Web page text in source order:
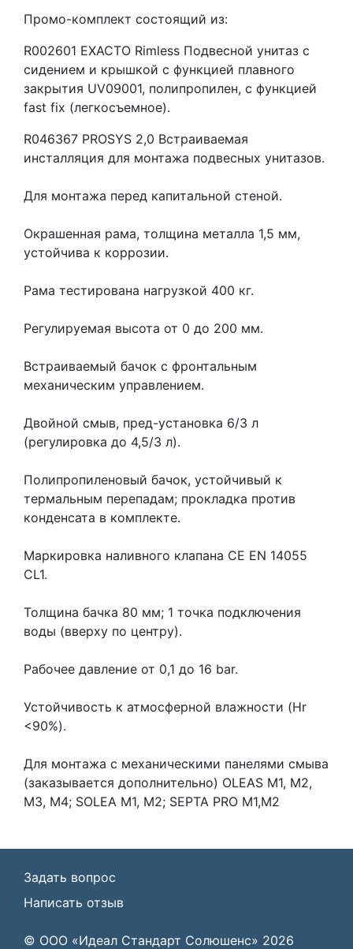
Промо-комплект состоящий из:
R002601 EXACTO Rimless Подвесной унитаз с
сидением и крышкой с функцией плавного
закрытия UV09001, полипропилен, с функцией
fast fix (легкосъемное).
R046367 PROSYS 2,0 Встраиваемая
инсталляция для монтажа подвесных унитазов.
Для монтажа перед капитальной стеной.
Окрашенная рама, толщина металла 1,5 мм,
устойчива к коррозии.
Рама тестирована нагрузкой 400 кг.
Регулируемая высота от 0 до 200 мм.
Встраиваемый бачок с фронтальным
механическим управлением.
Двойной смыв, пред-установка 6/3 л
(регулировка до 4,5/3 л).
Полипропиленовый бачок, устойчивый к
термальным перепадам; прокладка против
конденсата в комплекте.
Маркировка наливного клапана CE EN 14055
CL1.
Толщина бачка 80 мм; 1 точка подключения
воды (вверху по центру).
Рабочее давление от 0,1 до 16 bar.
Устойчивость к атмосферной влажности (Hr
<90%).
Для монтажа с механическими панелями смыва
(заказывается дополнительно) OLEAS M1, M2,
M3, M4; SOLEA M1, M2; SEPTA PRO M1,M2
Задать вопрос
Написать отзыв
© ООО «Идеал Стандарт Солюшенс» 2026